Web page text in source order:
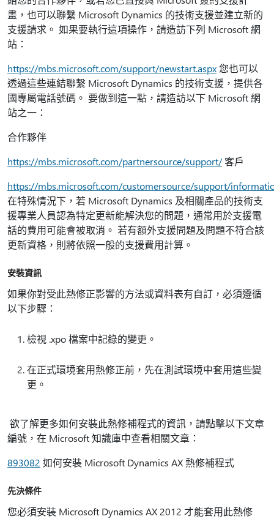
畫，也可以聯繫 Microsoft Dynamics 的技術支援並建立新的
支援請求。 如果要執行這項操作，請造訪下列 Microsoft 網
站：
https://mbs.microsoft.com/support/newstart.aspx您也可以
透過這些連結聯繫 Microsoft Dynamics 的技術支援，提供各
國專屬電話號碼。 要做到這一點，請造訪以下 Microsoft 網
站之一：
合作夥伴
https://mbs.microsoft.com/partnersource/support/客戶
https://mbs.microsoft.com/customersource/support/
在特殊情況下，若 Microsoft Dynamics 及相關產品的技術支
援專業人員認為特定更新能解決您的問題，通常用於支援電
話的費用可能會被取消。 若有額外支援問題及問題不符合該
更新資格，則將依照一般的支援費用計算。
安裝資訊
如果你對受此熱修正影響的方法或資料表有自訂，必須遵循
以下步驟：
檢視 .xpo 檔案中記錄的變更。
在正式環境套用熱修正前，先在測試環境中套用這些變
更。
欲了解更多如何安裝此熱修補程式的資訊，請點擊以下文章
編號，在 Microsoft 知識庫中查看相關文章：
893082 如何安裝 Microsoft Dynamics AX 熱修補程式
先決條件
您必須安裝 Microsoft Dynamics AX 2012 才能套用此熱修